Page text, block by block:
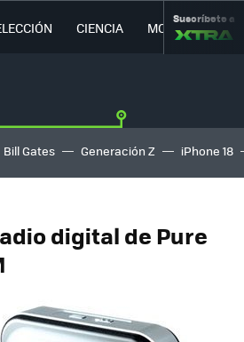
CIENCIA MOVILIDAD
Suscríbete a
Bill Gates Generación Z iPhone 18
digital de Pure